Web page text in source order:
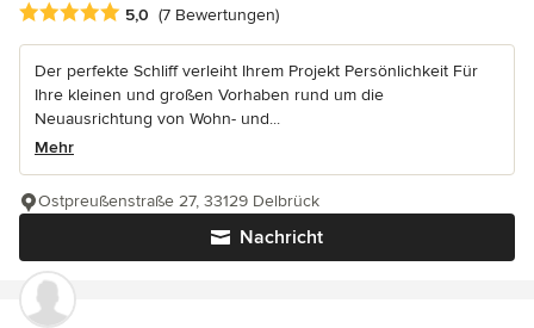
Durchschnittliche Bewertung: 5 von 5 Sternen
5,0 (7 Bewertungen)
Der perfekte Schliff verleiht Ihrem Projekt Persönlichkeit Für
Ihre kleinen und großen Vorhaben rund um die
Neuausrichtung von Wohn- und...
Mehr
Nachricht
Ostpreußenstraße 27, 33129 Delbrück